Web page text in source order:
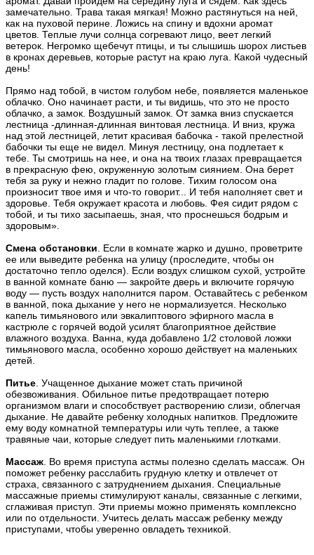
замечательно. Трава такая мягкая! Можно растянуться на ней,
как на пуховой перине. Ложись на спину и вдохни аромат
цветов. Теплые лучи солнца согревают лицо, веет легкий
ветерок. Негромко щебечут птицы, и ты слышишь шорох листьев
в кронах деревьев, которые растут на краю луга. Какой чудесный
день!
Прямо над тобой, в чистом голубом небе, появляется маленькое
облачко. Оно начинает расти, и ты видишь, что это не просто
облачко, а замок. Воздушный замок. От замка вниз спускается
лестница -длинная-длинная винтовая лестница. И вниз, кружа
над этой лестницей, летит красивая бабочка - такой прелестной
бабочки ты еще не видел. Минуя лестницу, она подлетает к
тебе. Ты смотришь на нее, и она на твоих глазах превращается
в прекрасную фею, окруженную золотым сиянием. Она берет
тебя за руку и нежно гладит по голове. Тихим голосом она
произносит твое имя и что-то говорит... И тебя наполняет свет и
здоровье. Тебя окружает красота и любовь. Фея сидит рядом с
тобой, и ты тихо засыпаешь, зная, что проснешься бодрым и
здоровым».
Смена обстановки. Если в комнате жарко и душно, проветрите
ее или выведите ребенка на улицу (проследите, чтобы он
достаточно тепло оделся). Если воздух слишком сухой, устройте
в ванной комнате баню — закройте дверь и включите горячую
воду — пусть воздух наполнится паром. Оставайтесь с ребенком
в ванной, пока дыхание у него не нормализуется. Несколько
капель тимьянового или эвкалиптового эфирного масла в
кастрюле с горячей водой усилят благоприятное действие
влажного воздуха. Ванна, куда добавлено 1/2 столовой ложки
тимьянового масла, особенно хорошо действует на маленьких
детей.
Питье. Учащенное дыхание может стать причиной
обезвоживания. Обильное питье предотвращает потерю
организмом влаги и способствует растворению слизи, облегчая
дыхание. Не давайте ребенку холодных напитков. Предложите
ему воду комнатной температуры или чуть теплее, а также
травяные чаи, которые следует пить маленькими глотками.
Массаж. Во время приступа астмы полезно сделать массаж. Он
поможет ребенку расслабить грудную клетку и отвлечет от
страха, связанного с затруднением дыхания. Специальные
массажные приемы стимулируют каналы, связанные с легкими,
сглаживая приступ. Эти приемы можно применять комплексно
или по отдельности. Учитесь делать массаж ребенку между
приступами, чтобы уверенно овладеть техникой.